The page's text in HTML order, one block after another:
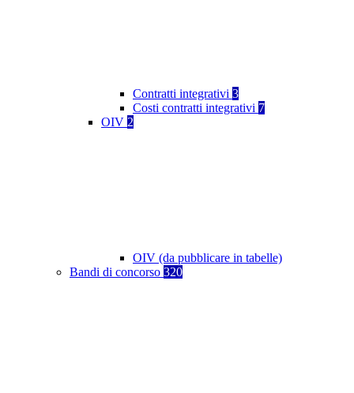
Contratti integrativi 3
Costi contratti integrativi 7
OIV 2
OIV (da pubblicare in tabelle)
Bandi di concorso 320